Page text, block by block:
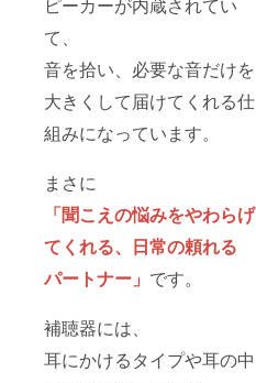
ピーカーが内蔵されてい
て、
音を拾い、必要な音だけを
大きくして届けてくれる仕
組みになっています。
まさに
「聞こえの悩みをやわらげ
てくれる、日常の頼れる
パートナー」 です。
補聴器には、
耳にかけるタイプや耳の中